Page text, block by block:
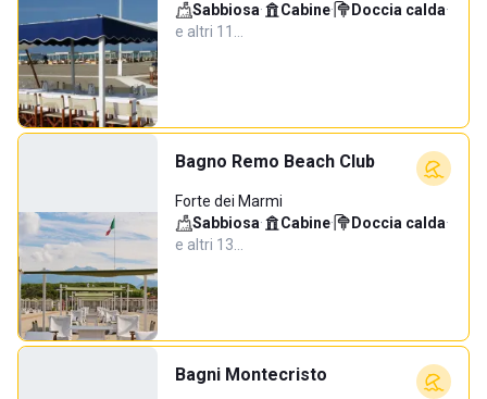
Sabbiosa· Cabine· Doccia calda·
e altri 11…
Bagno Remo Beach Club
Forte dei Marmi
Sabbiosa· Cabine· Doccia calda·
e altri 13…
Bagni Montecristo